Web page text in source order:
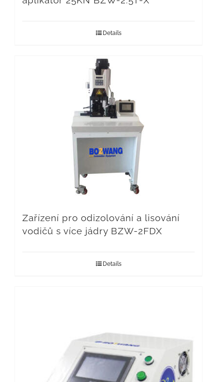
Details
Zařízení pro odizolování a lisování
vodičů s více jádry BZW-2FDX
Details